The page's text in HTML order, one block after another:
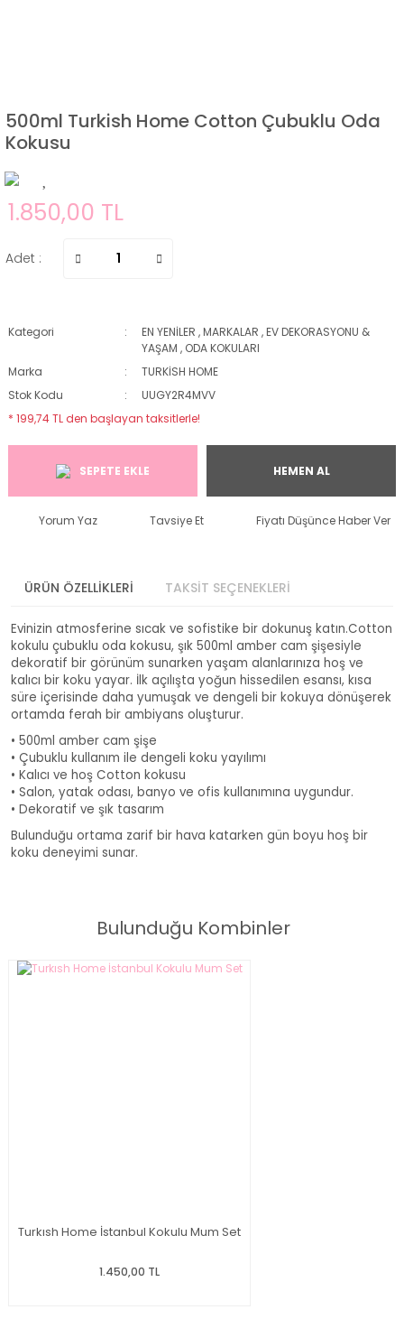
500ml Turkish Home Cotton Çubuklu Oda
Kokusu
1.850,00 TL
Adet :
Kategori EN YENİLER ,MARKALAR ,EV DEKORASYONU &
YAŞAM , ODA KOKULARI
Marka
TURKİSH HOME
Stok Kodu
UUGY2R4MVV
* 199,74 TL den başlayan taksitlerle!
SEPETE EKLE HEMEN AL
Yorum Yaz Tavsiye Et Fiyatı Düşünce Haber Ver
ÜRÜN ÖZELLİKLERİ TAKSİT SEÇENEKLERİ
Evinizin atmosferine sıcak ve sofistike bir dokunuş katın.Cotton
kokulu çubuklu oda kokusu, şık 500ml amber cam şişesiyle
dekoratif bir görünüm sunarken yaşam alanlarınıza hoş ve
kalıcı bir koku yayar. İlk açılışta yoğun hissedilen esansı, kısa
süre içerisinde daha yumuşak ve dengeli bir kokuya dönüşerek
ortamda ferah bir ambiyans oluşturur.
• 500ml amber cam şişe
• Çubuklu kullanım ile dengeli koku yayılımı
• Kalıcı ve hoş Cotton kokusu
• Salon, yatak odası, banyo ve ofis kullanımına uygundur.
• Dekoratif ve şık tasarım
Bulunduğu ortama zarif bir hava katarken gün boyu hoş bir
koku deneyimi sunar.
Bulunduğu Kombinler
Turkısh Home İstanbul Kokulu Mum Set
1.450,00 TL